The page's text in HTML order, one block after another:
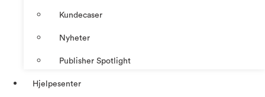
Kundecaser
Nyheter
Publisher Spotlight
Hjelpesenter